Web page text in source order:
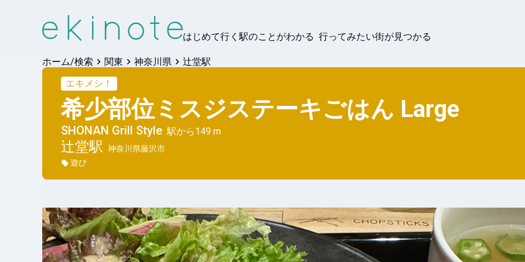
はじめて行く駅のことがわかる 行ってみたい街が見つかる
ホーム/検索 関東 神奈川県
辻堂駅
エキメシ！
希少部位ミスジステーキごはん Large
SHONAN Grill Style 駅から149 m
辻堂駅 神奈川県藤沢市
遊び